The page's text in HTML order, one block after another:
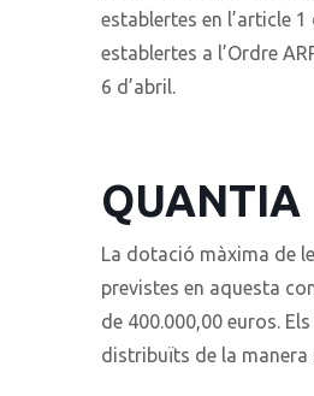
establertes en l’article 1
establertes a l’Ordre
6 d’abril.
QUANTIA
La dotació màxima de
previstes en aquesta
de 400.000,00 euros.
distribuïts de la manera